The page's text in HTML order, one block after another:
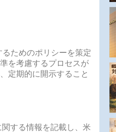
ためのポリシーを策定
を考慮するプロセスが
定期的に開示すること
する情報を記載し、米